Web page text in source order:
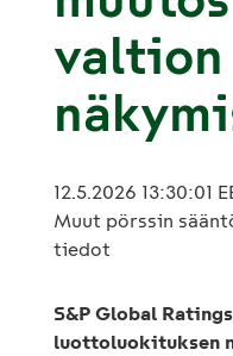
valtion
12.5.2026 13:30:01
Muut pörssin
tiedot
S&P Global
luottoluokituksen